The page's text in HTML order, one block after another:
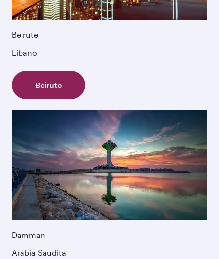
Beirute
Líbano
Beirute
Damman
Arábia Saudita